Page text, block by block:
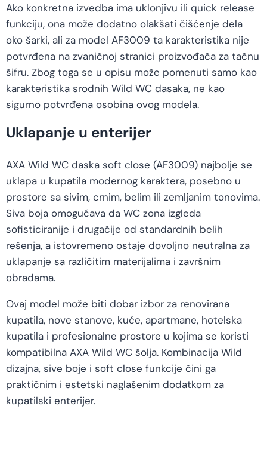
Ako konkretna izvedba ima uklonjivu ili quick release
funkciju, ona može dodatno olakšati čišćenje dela
oko šarki, ali za model AF3009 ta karakteristika nije
potvrđena na zvaničnoj stranici proizvođača za tačnu
šifru. Zbog toga se u opisu može pomenuti samo kao
karakteristika srodnih Wild WC dasaka, ne kao
sigurno potvrđena osobina ovog modela.
Uklapanje u enterijer
AXA Wild WC daska soft close (AF3009) najbolje se
uklapa u kupatila modernog karaktera, posebno u
prostore sa sivim, crnim, belim ili zemljanim tonovima.
Siva boja omogućava da WC zona izgleda
sofisticiranije i drugačije od standardnih belih
rešenja, a istovremeno ostaje dovoljno neutralna za
uklapanje sa različitim materijalima i završnim
obradama.
Ovaj model može biti dobar izbor za renovirana
kupatila, nove stanove, kuće, apartmane, hotelska
kupatila i profesionalne prostore u kojima se koristi
kompatibilna AXA Wild WC šolja. Kombinacija Wild
dizajna, sive boje i soft close funkcije čini ga
praktičnim i estetski naglašenim dodatkom za
kupatilski enterijer.